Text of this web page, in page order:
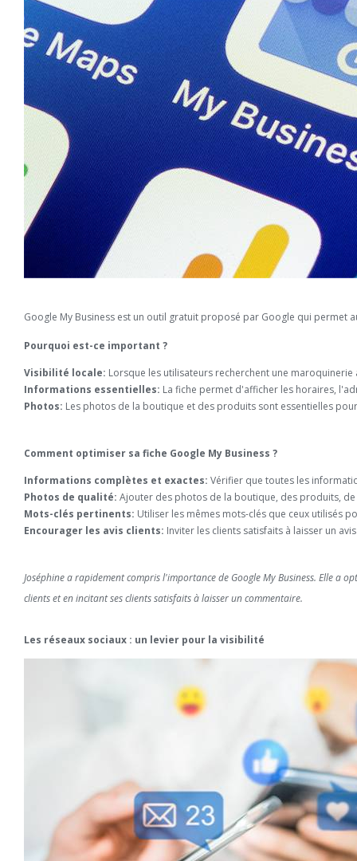
Google My Business est un outil gratuit proposé par Google qui permet
Pourquoi est-ce important ?
Visibilité locale: Lorsque les utilisateurs recherchent une
Informations essentielles: La fiche permet d'afficher les horaires,
Photos: Les photos de la boutique et des produits sont essentielles
Comment optimiser sa fiche Google My Business ?
Informations complètes et exactes: Vérifier que toutes les
Photos de qualité: Ajouter des photos de la boutique, des produits,
Mots-clés pertinents: Utiliser les mêmes mots-clés que ceux utilisés
Encourager les avis clients: Inviter les clients satisfaits à laisser un
Joséphine a rapidement compris l'importance de Google My Business. Elle a
clients et en incitant ses clients satisfaits à laisser un commentaire.
Les réseaux sociaux : un levier pour la visibilité